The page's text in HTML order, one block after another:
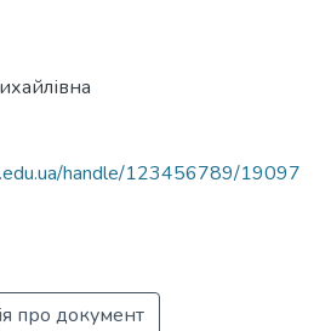
handle/123456789/19097
про документ